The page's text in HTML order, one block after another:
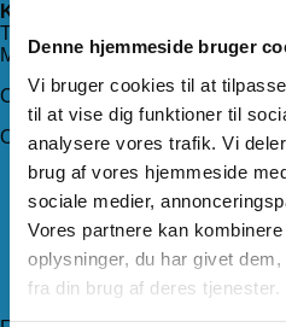
Denne hjemmeside bruger
Vi bruger cookies til at
til at vise dig funktioner til
analysere vores trafik. Vi
brug af vores hjemmeside
sociale medier,
Vores partnere kan
oplysninger, du har givet
fra din brug af deres tjenester.
Kontakt os
Telefon:
Mail:
CVR: 33994680
Om Hjemmeudstyr
Om os
Handelsbetingelser
Levering
Kundeservice
Returnering
Privatlivspolitik